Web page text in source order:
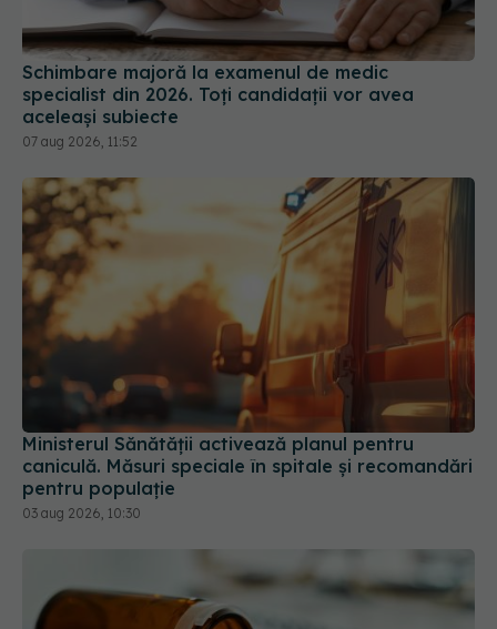
Schimbare majoră la examenul de medic
specialist din 2026. Toți candidații vor avea
aceleași subiecte
07 aug 2026, 11:52
Ministerul Sănătății activează planul pentru
caniculă. Măsuri speciale în spitale și recomandări
pentru populație
03 aug 2026, 10:30